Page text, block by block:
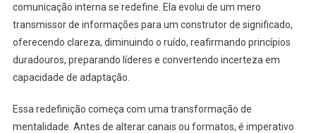
comunicação interna se redefine. Ela evolui de um mero
transmissor de informações para um construtor de significado,
oferecendo clareza, diminuindo o ruído, reafirmando princípios
duradouros, preparando líderes e convertendo incerteza em
capacidade de adaptação.
Essa redefinição começa com uma transformação de
mentalidade. Antes de alterar canais ou formatos, é imperativo